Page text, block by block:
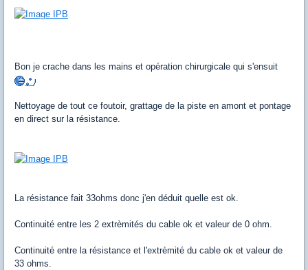
Bon je crache dans les mains et opération chirurgicale qui s'ensuit
Nettoyage de tout ce foutoir, grattage de la piste en amont et pontage
en direct sur la résistance.
La résistance fait 33ohms donc j'en déduit quelle est ok.
Continuité entre les 2 extrèmités du cable ok et valeur de 0 ohm.
Continuité entre la résistance et l'extrèmité du cable ok et valeur de
33 ohms.